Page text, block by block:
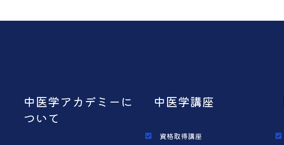
中医学アカデミーに
ついて
中医学講座
資格取得講座